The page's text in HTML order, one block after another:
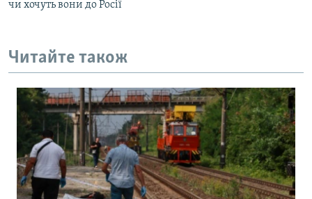
чи хочуть вони до Росії
Читайте також